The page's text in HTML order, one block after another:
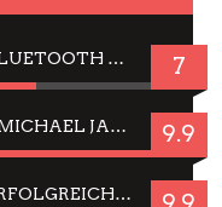
JBL TUNE 720BT: OVER EAR BLUETOOTH KOPFHÖRER UM DIE 50,-€ IM DAUER-TEST 7
WEGEN DES ERFOLGES – MJ: MICHAEL JACKSON MUSICAL IN EINER MATINEE SEHEN 9.9
JELLYFISH HAMBURG: DAS ERFOLGREICHE SOMMER-MENÜ 2025 IN GEFÜHLEN UND BILDERN